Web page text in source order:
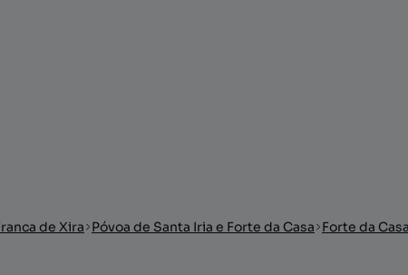
de Xira Póvoa de Santa Iria e Forte da Casa Forte da Casa